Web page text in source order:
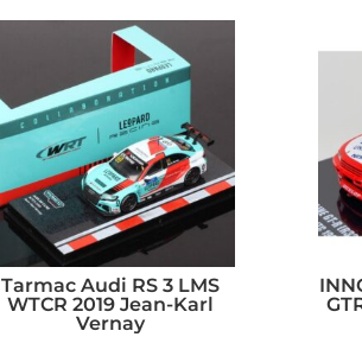
Tarmac Audi RS 3 LMS
WTCR 2019 Jean-Karl
Vernay